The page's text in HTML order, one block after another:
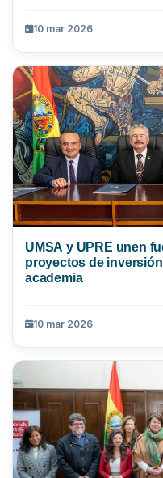
10 mar 2026
UMSA y UPRE unen
proyectos de
academia
10 mar 2026